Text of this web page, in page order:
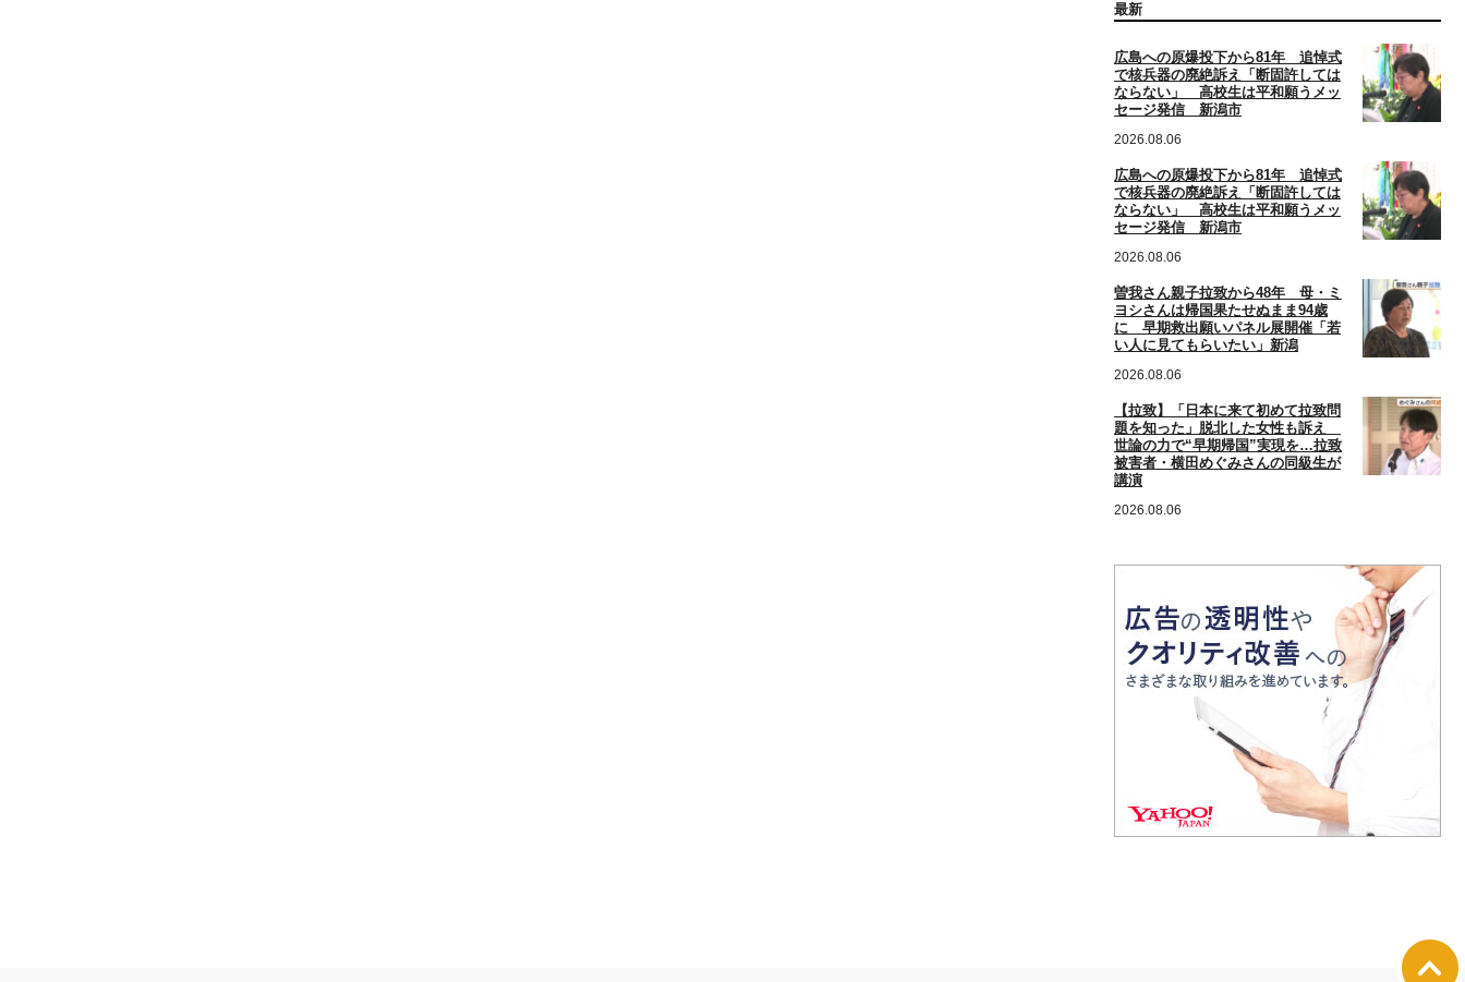
最新
広島への原爆投下から81年 追悼式
で核兵器の廃絶訴え「断固許しては
ならない」 高校生は平和願うメッ
セージ発信 新潟市
2026.08.06
広島への原爆投下から81年 追悼式
で核兵器の廃絶訴え「断固許しては
ならない」 高校生は平和願うメッ
セージ発信 新潟市
2026.08.06
曽我さん親子拉致から48年 母・ミ
ヨシさんは帰国果たせぬまま94歳
に 早期救出願いパネル展開催「若
い人に見てもらいたい」新潟
2026.08.06
【拉致】「日本に来て初めて拉致問
題を知った」脱北した女性も訴え
世論の力で“早期帰国”実現を…拉致
被害者・横田めぐみさんの同級生が
講演
2026.08.06